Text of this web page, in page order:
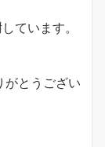
ています。
がとうござい